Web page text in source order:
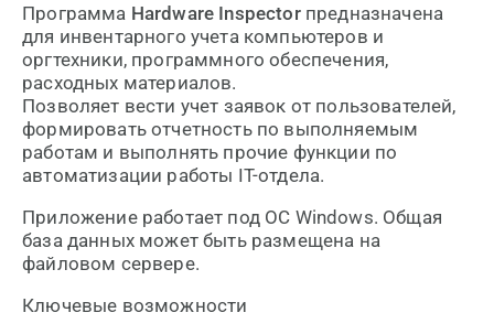
Программа Hardware Inspectorпредназначена
для инвентарного учета компьютеров и
оргтехники, программного обеспечения,
расходных материалов.
Позволяет вести учет заявок от пользователей,
формировать отчетность по выполняемым
работам и выполнять прочие функции по
автоматизации работы IT-отдела.
Приложение работает под ОС Windows. Общая
база данных может быть размещена на
файловом сервере.
Ключевые возможности